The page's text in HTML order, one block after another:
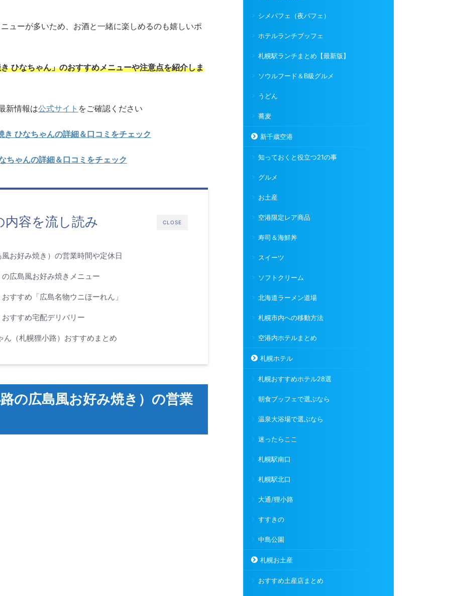
ューが多いため、お酒と一緒に楽しめるのも嬉しいポ
ひなちゃん」のおすすめメニューや注意点を紹介しま
新情報は公式サイト をご確認ください
ひなちゃんの詳細＆口コミをチェック
ゃんの詳細＆口コミをチェック
CLOSE
内容を流し読み
お好み焼き）の営業時間や定休日
広島風お好み焼きメニュー
すすめ「広島名物ウニほーれん」
すすめ宅配デリバリー
ん（札幌狸小路）おすすめまとめ
の広島風お好み焼き）の営業
シメパフェ（夜パフェ）
ホテルランチブッフェ
札幌駅ランチまとめ【最新版】
ソウルフード＆B級グルメ
うどん
蕎麦
新千歳空港
知っておくと役立つ21の事
グルメ
お土産
空港限定レア商品
寿司＆海鮮丼
スイーツ
ソフトクリーム
北海道ラーメン道場
札幌市内への移動方法
空港内ホテルまとめ
札幌ホテル
札幌おすすめホテル28選
朝食ブッフェで選ぶなら
温泉大浴場で選ぶなら
迷ったらここ
札幌駅南口
札幌駅北口
大通/狸小路
すすきの
中島公園
札幌お土産
おすすめ土産店まとめ